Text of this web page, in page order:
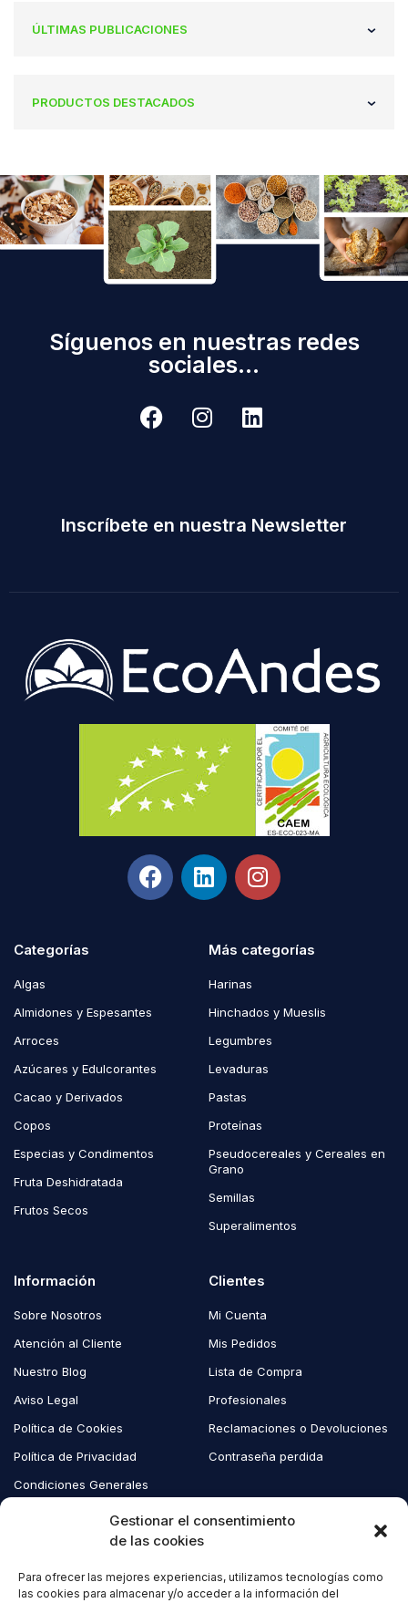
Gestionar el consentimiento
de las cookies
Para ofrecer las mejores experiencias, utilizamos tecnologías como
las cookies para almacenar y/o acceder a la información del
ÚLTIMAS PUBLICACIONES
PRODUCTOS DESTACADOS
Síguenos en nuestras redes
sociales...
Inscríbete en nuestra Newsletter
Categorías
Algas
Almidones y Espesantes
Arroces
Azúcares y Edulcorantes
Cacao y Derivados
Copos
Especias y Condimentos
Fruta Deshidratada
Frutos Secos
Más categorías
Harinas
Hinchados y Mueslis
Legumbres
Levaduras
Pastas
Proteínas
Pseudocereales y Cereales en
Grano
Semillas
Superalimentos
Información
Sobre Nosotros
Atención al Cliente
Nuestro Blog
Aviso Legal
Política de Cookies
Política de Privacidad
Condiciones Generales
Clientes
Mi Cuenta
Mis Pedidos
Lista de Compra
Profesionales
Reclamaciones o Devoluciones
Contraseña perdida
Copyright © 2023 EcoAndes. Todos los derechos reservados.